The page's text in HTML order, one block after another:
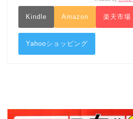
Kindle Amazon 楽天市場
Yahooショッピング